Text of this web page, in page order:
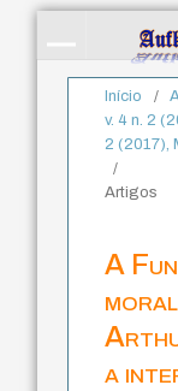
Início /
v. 4 n. 2
2 (2017),
/
Artigos
A
a